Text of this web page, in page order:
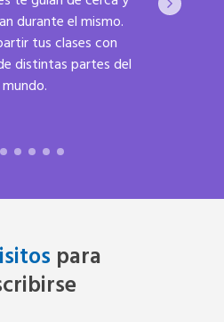
durante el mismo.
tus clases con
distintas partes del
mundo.
para